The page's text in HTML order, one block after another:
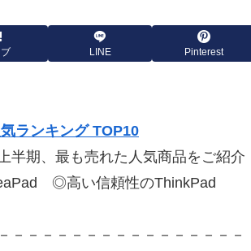
LINE Pinterest
ランキング TOP10
半期、最も売れた人気商品をご紹介
◎高い信頼性のThinkPad
－－－－－－－－－－－－－－－－